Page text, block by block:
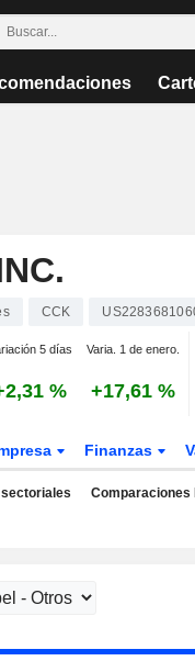
CCK
5 días Varia. 1 de enero.
% +17,61 %
Finanzas
Comparaciones